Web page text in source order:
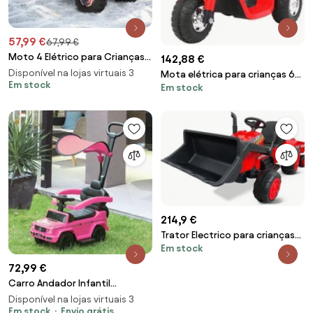
57,99 €67,99 €
Moto 4 Elétrico para Crianças
de 18-36 Meses Quadriciclo a
Bateria 6V com Avance e
Rosa
Disponível na lojas virtuais 3
Em stock
142,88 €
Mota elétrica para crianças 6V,
Minimoto, 1 a 3,5 anos Vermelha
Em stock
72,99 €
Carro Andador Infantil
Mercedes G350 – Modelo
Disponível na lojas virtuais 3
214,9 €
Trator Electrico para crianças
Peketrac 3100 12V 2.4G
Em stock